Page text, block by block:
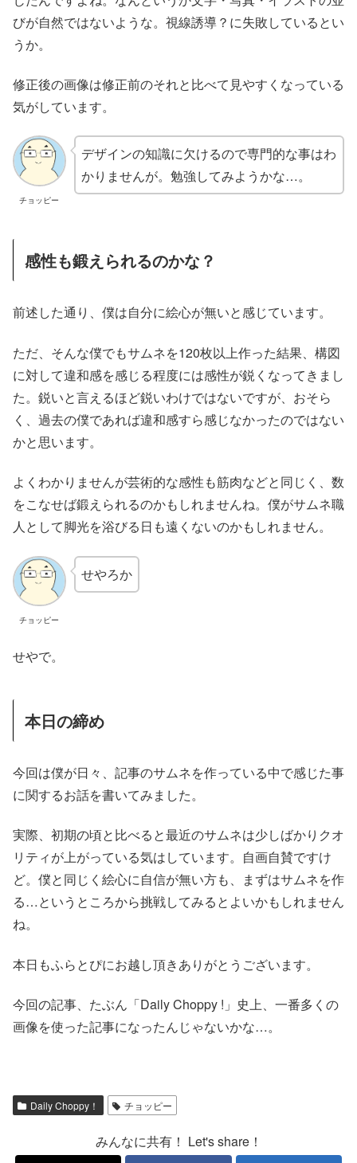
びが自然ではないような。視線誘導？に失敗しているとい
うか。
修正後の画像は修正前のそれと比べて見やすくなっている
気がしています。
チョッピー
デザインの知識に欠けるので専門的な事はわ
かりませんが。勉強してみようかな…。
感性も鍛えられるのかな？
前述した通り、僕は自分に絵心が無いと感じています。
ただ、そんな僕でもサムネを120枚以上作った結果、構図
に対して違和感を感じる程度には感性が鋭くなってきまし
た。鋭いと言えるほど鋭いわけではないですが、おそら
く、過去の僕であれば違和感すら感じなかったのではない
かと思います。
よくわかりませんが芸術的な感性も筋肉などと同じく、数
をこなせば鍛えられるのかもしれませんね。僕がサムネ職
人として脚光を浴びる日も遠くないのかもしれません。
チョッピー
せやろか
せやで。
本日の締め
今回は僕が日々、記事のサムネを作っている中で感じた事
に関するお話を書いてみました。
実際、初期の頃と比べると最近のサムネは少しばかりクオ
リティが上がっている気はしています。自画自賛ですけ
ど。僕と同じく絵心に自信が無い方も、まずはサムネを作
る…というところから挑戦してみるとよいかもしれません
ね。
本日もふらとぴにお越し頂きありがとうございます。
今回の記事、たぶん「Daily Choppy !」史上、一番多くの
画像を使った記事になったんじゃないかな…。
Daily Choppy！ チョッピー
みんなに共有！ Let's share！